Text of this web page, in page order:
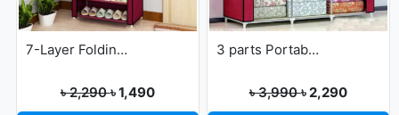
7-Layer Folding Cloth Shoe Rack
৳ 2,290৳ 1,490
3 parts Portable Wardrobe cloth storage
৳ 3,990৳ 2,290